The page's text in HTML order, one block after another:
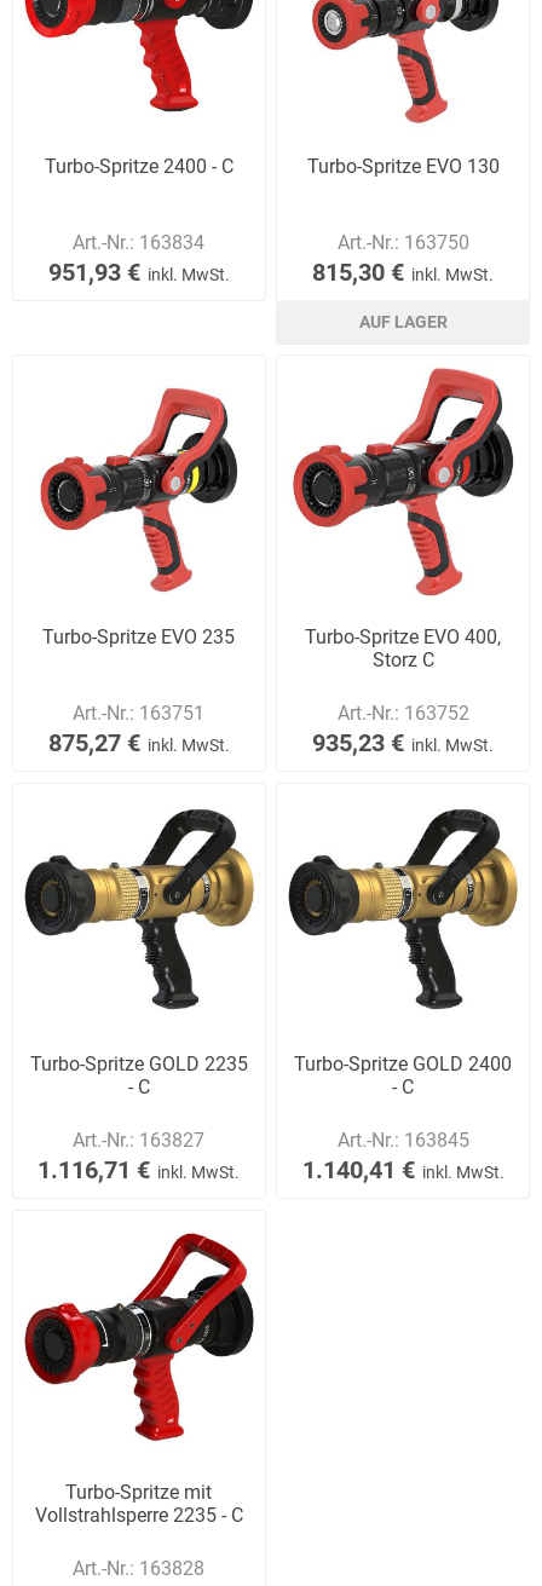
Turbo-Spritze 2400 - C
Art.-Nr.: 163834
951,93 € inkl. MwSt.
Turbo-Spritze EVO 130
Art.-Nr.: 163750
815,30 € inkl. MwSt.
AUF LAGER
Turbo-Spritze EVO 235
Art.-Nr.: 163751
875,27 € inkl. MwSt.
Turbo-Spritze EVO 400,
Storz C
Art.-Nr.: 163752
935,23 € inkl. MwSt.
Turbo-Spritze GOLD 2235
- C
Art.-Nr.: 163827
1.116,71 € inkl. MwSt.
Turbo-Spritze GOLD 2400
- C
Art.-Nr.: 163845
1.140,41 € inkl. MwSt.
Turbo-Spritze mit
Vollstrahlsperre 2235 - C
Art.-Nr.: 163828